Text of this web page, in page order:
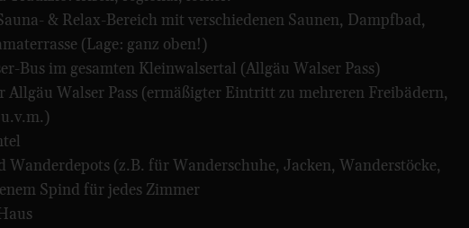
& Relax-Bereich mit verschiedenen Saunen, Dampfbad,
(Lage: ganz oben!)
Bus im gesamten Kleinwalsertal (Allgäu Walser Pass)
Allgäu Walser Pass (ermäßigter Eintritt zu mehreren Freibädern,
Wanderdepots (z.B. für Wanderschuhe, Jacken, Wanderstöcke,
Spind für jedes Zimmer